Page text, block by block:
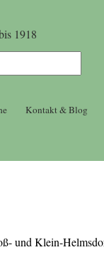
1918
Kontakt & Blog
und Klein-